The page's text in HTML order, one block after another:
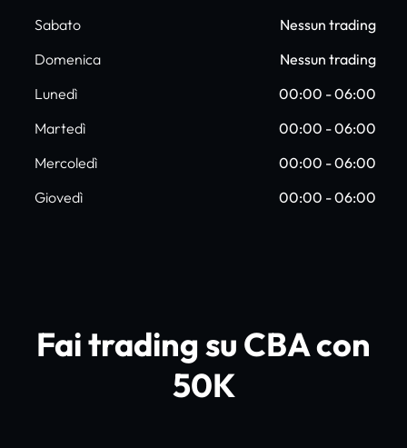
Sabato
Nessun trading
Domenica
Nessun trading
Lunedì
00:00 - 06:00
Martedì
00:00 - 06:00
Mercoledì
00:00 - 06:00
Giovedì
00:00 - 06:00
Fai trading su CBA con
50K